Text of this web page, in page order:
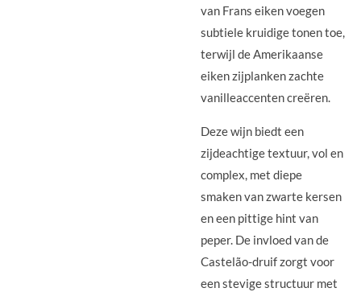
van Frans eiken voegen
subtiele kruidige tonen toe,
terwijl de Amerikaanse
eiken zijplanken zachte
vanilleaccenten creëren.
Deze wijn biedt een
zijdeachtige textuur, vol en
complex, met diepe
smaken van zwarte kersen
en een pittige hint van
peper. De invloed van de
Castelão-druif zorgt voor
een stevige structuur met